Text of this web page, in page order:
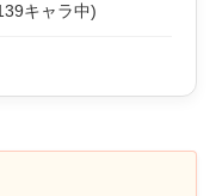
キャラ中)